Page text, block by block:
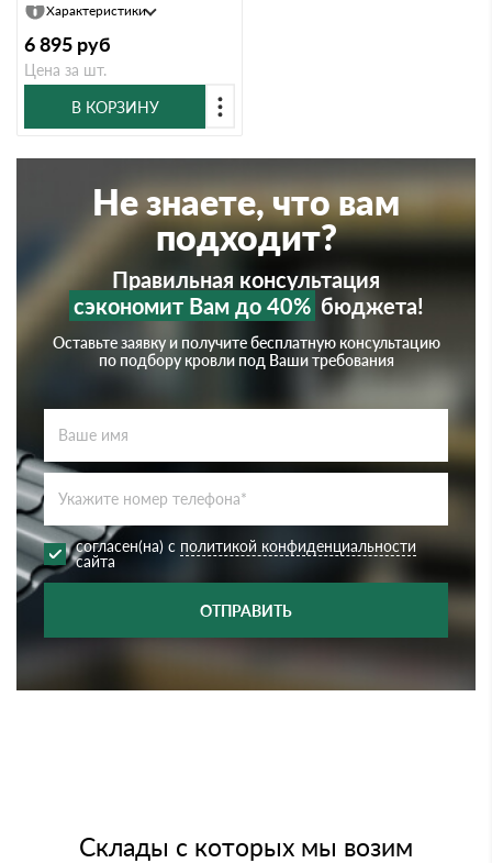
Характеристики
6 895 руб
Цена за шт.
В КОРЗИНУ
Не знаете, что вам
подходит?
Правильная консультация
сэкономит Вам до 40% бюджета!
Оставьте заявку и получите бесплатную консультацию
по подбору кровли под Ваши требования
согласен(на) с политикой конфиденциальности
сайта
ОТПРАВИТЬ
Склады с которых мы возим